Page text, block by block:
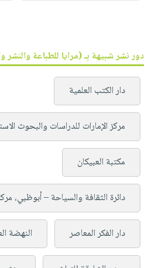
دور نشر شبيهة بـ (مرايا للطباعة والنشر
دار الكتب العلمية
مركز الإمارات للدراسات والبحوث
مكتبة العبيكان
دائرة الثقافة والسياحة – أبوظبي،
دار الفكر المعاصر النهضة